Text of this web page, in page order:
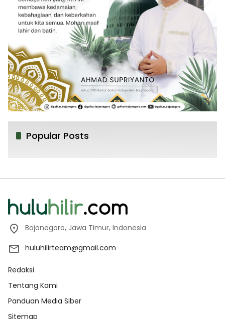
Popular Posts
Bojonegoro, Jawa Timur, Indonesia
huluhilirteam@gmail.com
Redaksi
Tentang Kami
Panduan Media Siber
Sitemap